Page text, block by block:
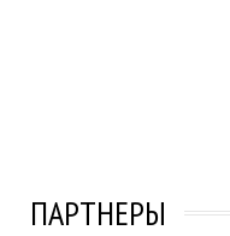
ПАРТНЕРЫ